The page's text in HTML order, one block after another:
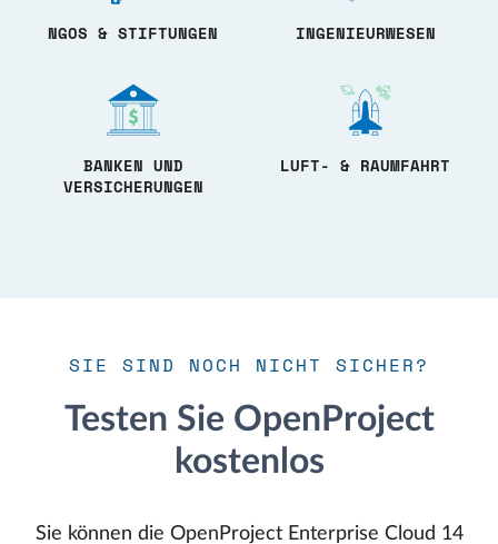
NGOS & STIFTUNGEN INGENIEURWESEN
BANKEN UND
VERSICHERUNGEN
LUFT- & RAUMFAHRT
SIE SIND NOCH NICHT SICHER?
Testen Sie OpenProject
kostenlos
Sie können die OpenProject Enterprise Cloud 14